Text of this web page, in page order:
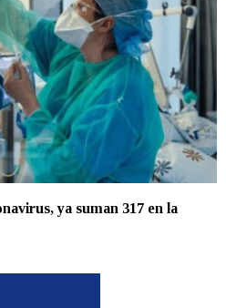
ya suman 317 en la